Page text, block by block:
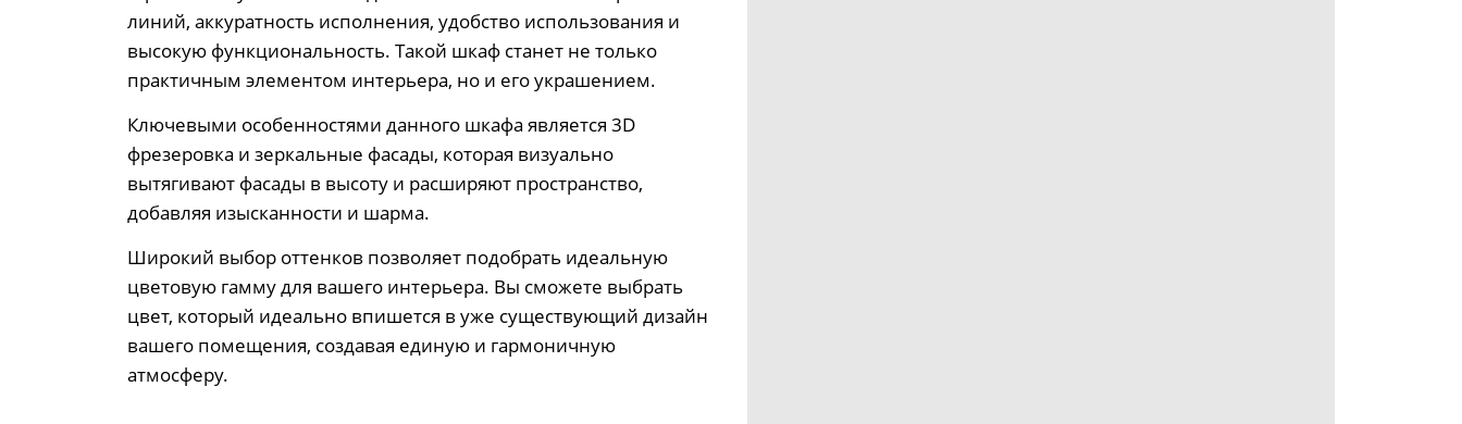
линий, аккуратность исполнения, удобство использования и
высокую функциональность. Такой шкаф станет не только
практичным элементом интерьера, но и его украшением.
Ключевыми особенностями данного шкафа является 3D
фрезеровка и зеркальные фасады, которая визуально
вытягивают фасады в высоту и расширяют пространство,
добавляя изысканности и шарма.
Широкий выбор оттенков позволяет подобрать идеальную
цветовую гамму для вашего интерьера. Вы сможете выбрать
цвет, который идеально впишется в уже существующий дизайн
вашего помещения, создавая единую и гармоничную
атмосферу.